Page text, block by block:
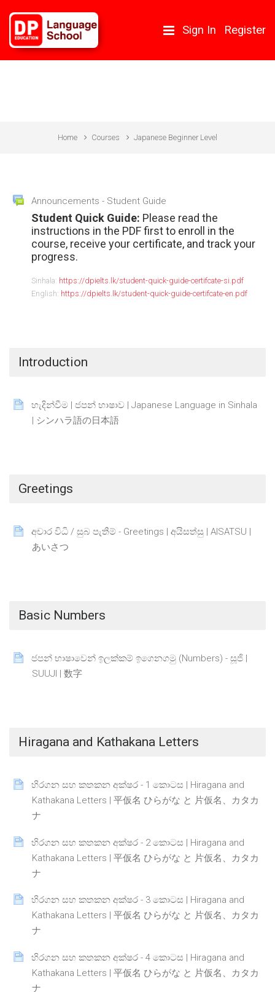
Sign In Register
Home Courses Japanese Beginner Level
Topic outline
General
Announcements - Student Guide
Forum
Student Quick Guide: Please read the
instructions in the PDF first to enroll in the
course, receive your certificate, and track your
progress.
Sinhala: https://dpielts.lk/student-quick-guide-certifcate-si.pdf
English: https://dpielts.lk/student-quick-guide-certifcate-en.pdf
Introduction
හැදින්වීම | ජපන් භාෂාව | Japanese Language in Sinhala
| シンハラ語の日本語
Page
Greetings
අචාර විධි / සුබ පැතීම් - Greetings | අයිසත්සු | AISATSU |
あいさつ
Page
Basic Numbers
ජපන් භාෂාවෙන් ඉලක්කම් ඉගෙනගමු (Numbers) - සූජි |
SUUJI | 数字
Page
Hiragana and Kathakana Letters
හිරගන සහ කතකන අක්ෂර - 1 කොටස | Hiragana and
Kathakana Letters | 平仮名 ひらがな と 片仮名、カタカ
ナ
Page
හිරගන සහ කතකන අක්ෂර - 2 කොටස | Hiragana and
Kathakana Letters | 平仮名 ひらがな と 片仮名、カタカ
ナ
Page
හිරගන සහ කතකන අක්ෂර - 3 කොටස | Hiragana and
Kathakana Letters | 平仮名 ひらがな と 片仮名、カタカ
ナ
Page
හිරගන සහ කතකන අක්ෂර - 4 කොටස | Hiragana and
Kathakana Letters | 平仮名 ひらがな と 片仮名、カタカ
ナ
Page